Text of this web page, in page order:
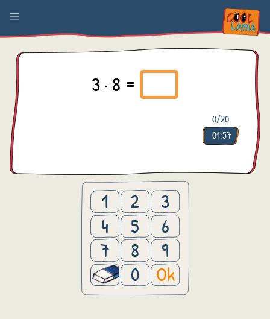
3 · 8 =
0/20
01:57
1 2
3
4
5
6
7
8
9
0
Ok